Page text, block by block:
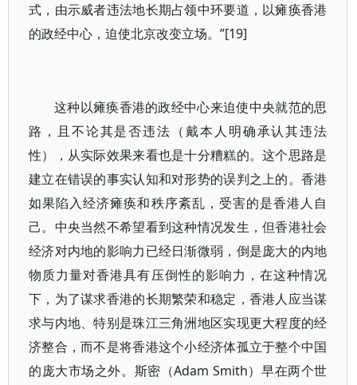
式，由示威者违法地长期占领中环要道，以瘫痪香港
的政经中心，迫使北京改变立场。”[19]
这种以瘫痪香港的政经中心来迫使中央就范的思
路，且不论其是否违法（戴本人明确承认其违法
性），从实际效果来看也是十分糟糕的。这个思路是
建立在错误的事实认知和对形势的误判之上的。香港
如果陷入经济瘫痪和秩序紊乱，受害的是香港人自
己。中央当然不希望看到这种情况发生，但香港社会
经济对内地的影响力已经日渐微弱，倒是庞大的内地
物质力量对香港具有压倒性的影响力，在这种情况
下，为了谋求香港的长期繁荣和稳定，香港人应当谋
求与内地、特别是珠江三角洲地区实现更大程度的经
济整合，而不是将香港这个小经济体孤立于整个中国
的庞大市场之外。斯密（Adam Smith）早在两个世